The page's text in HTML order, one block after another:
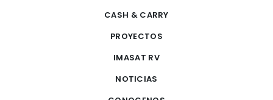
CASH & CARRY
PROYECTOS
IMASAT RV
NOTICIAS